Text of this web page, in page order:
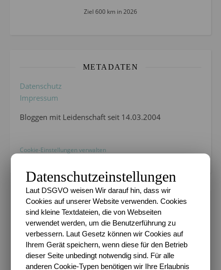
Ziel 600 km in 2026
METADATEN
Datenschutz
Impressum
Bloggen mit Leidenschaft seit 14.03.2004
Cookie-Einstellungen verwalten
ALLTAGSCHAOS ,BLOGSPHÄRE
Wie ich zum Häkeln
kam…
Datenschutzeinstellungen
Laut DSGVO weisen Wir darauf hin, dass wir
Cookies auf unserer Website verwenden. Cookies
sind kleine Textdateien, die von Webseiten
verwendet werden, um die Benutzerführung zu
verbessern. Laut Gesetz können wir Cookies auf
Ihrem Gerät speichern, wenn diese für den Betrieb
dieser Seite unbedingt notwendig sind. Für alle
anderen Cookie-Typen benötigen wir Ihre Erlaubnis